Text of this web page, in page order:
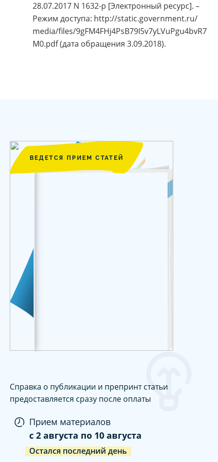
28.07.2017 N 1632-р [Электронный ресурс]. –
Режим доступа: http://static.government.ru/
media/files/9gFM4FHj4PsB79I5v7yLVuPgu4bvR7
M0.pdf (дата обращения 3.09.2018).
ВЕДЕТСЯ ПРИЕМ СТАТЕЙ
Справка о публикации и препринт статьи
предоставляется сразу после оплаты
Прием материалов
c 2 августа по 10 августа
Остался последний день